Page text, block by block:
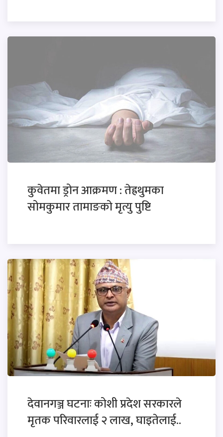
कुवेतमा ड्रोन आक्रमण : तेह्रथुमका
सोमकुमार तामाङको मृत्यु पुष्टि
देवानगञ्ज घटनाः कोशी प्रदेश सरकारले
मृतक परिवारलाई २ लाख, घाइतेलाई..